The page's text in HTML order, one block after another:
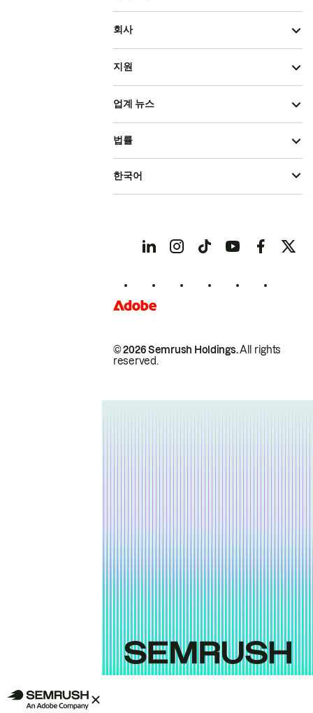
회사
지원
업계 뉴스
© 2026 Semrush Holdings.All rights
reserved.
법률
한국어